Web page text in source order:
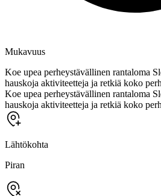
Mukavuus
Koe upea perheystävällinen rantaloma
hauskoja aktiviteetteja ja retkiä koko
Koe upea perheystävällinen rantaloma
hauskoja aktiviteetteja ja retkiä koko
Lähtökohta
Piran